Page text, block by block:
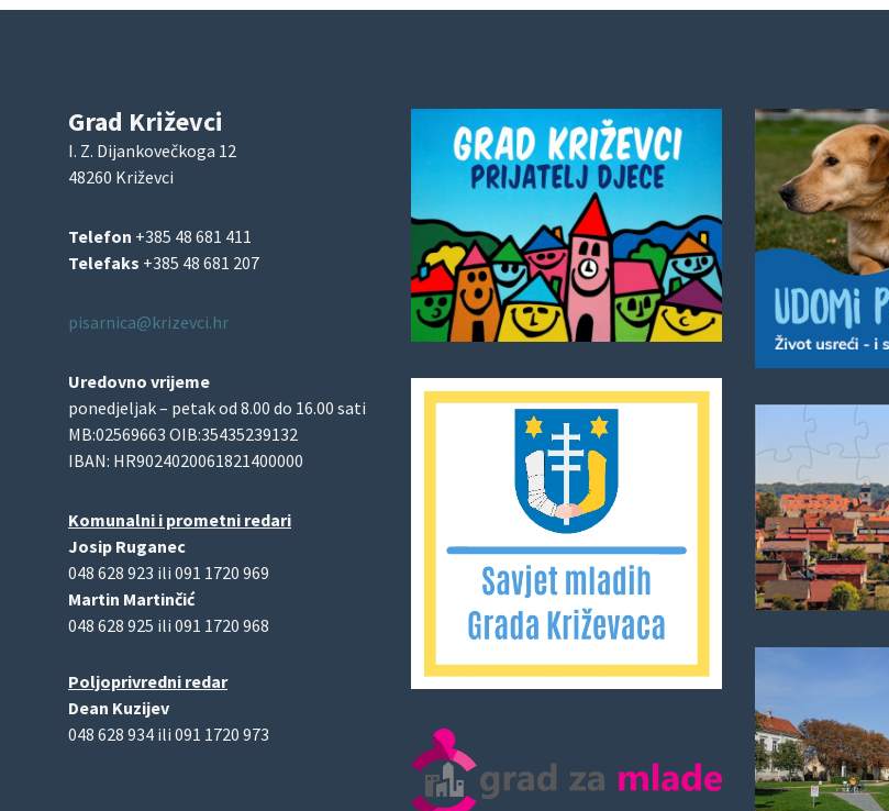
Grad Križevci
I. Z. Dijankovečkoga 12
48260 Križevci
Telefon +385 48 681 411
Telefaks +385 48 681 207
pisarnica@krizevci.hr
Uredovno vrijeme
ponedjeljak – petak od 8.00 do 16.00 sati
MB:02569663 OIB:35435239132
IBAN: HR9024020061821400000
Komunalni i prometni redari
Josip Ruganec
048 628 923 ili 091 1720 969
Martin Martinčić
048 628 925 ili 091 1720 968
Poljoprivredni redar
Dean Kuzijev
048 628 934 ili 091 1720 973